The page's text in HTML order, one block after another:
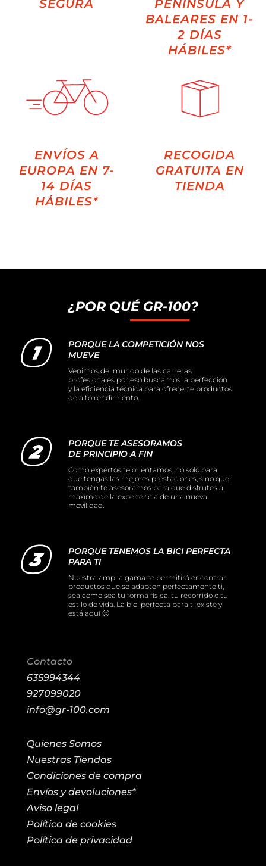
SEGURA
PENÍNSULA Y
BALEARES EN 1-
2 DÍAS
HÁBILES*
ENVÍOS A
EUROPA EN 7-
14 DÍAS
HÁBILES*
RECOGIDA
GRATUITA EN
TIENDA
¿POR QUÉ GR-100?
PORQUE LA COMPETICIÓN NOS
MUEVE
Venimos del mundo de las carreras
profesionales por eso buscamos la perfección
y la eficiencia técnica para ofrecerte productos
de alto rendimiento.
PORQUE TE ASESORAMOS
DE PRINCIPIO A FIN
Como expertos te orientamos, no sólo para
que tengas las mejores prestaciones, sino que
también te asesoramos para que disfrutes al
máximo de la experiencia de una nueva
movilidad.
PORQUE TENEMOS LA BICI PERFECTA
PARA TI
Nuestra amplia gama te permitirá encontrar
productos que se adapten perfectamente ti,
sea como sea tu forma física, tu recorrido o tu
estilo de vida. La bici perfecta para ti existe y
está aquí 🙂
Contacto
635994344
927099020
info@gr-100.com
Quienes Somos
Nuestras Tiendas
Condiciones de compra
Envíos y devoluciones*
Aviso legal
Política de cookies
Política de privacidad